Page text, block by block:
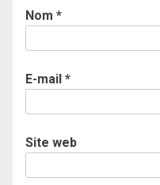
Nom *
E-mail *
Site web